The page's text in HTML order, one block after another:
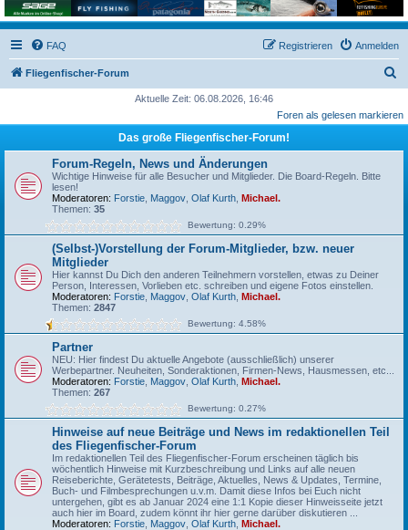
FAQ Anmelden
Registrieren
Fliegenfischer-Forum
c
Aktuelle Zeit: 06.08.2026, 16:46
Foren als gelesen markieren
Das große Fliegenfischer-Forum!
Forum-Regeln, News und Änderungen
Wichtige Hinweise für alle Besucher und Mitglieder. Die Board-Regeln. Bitte
lesen!
Moderatoren: Forstie Maggov Olaf Kurth
Michael.
Themen: 35
Bewertung: 0.29%
(Selbst-)Vorstellung der Forum-Mitglieder, bzw. neuer
Mitglieder
Hier kannst Du Dich den anderen Teilnehmern vorstellen, etwas zu Deiner
Person, Interessen, Vorlieben etc. schreiben und eigene Fotos einstellen.
Moderatoren: Forstie Maggov Olaf Kurth
Michael.
Themen: 2847
Bewertung: 4.58%
Partner
NEU: Hier findest Du aktuelle Angebote (ausschließlich) unserer
Werbepartner. Neuheiten, Sonderaktionen, Firmen-News, Hausmessen, etc...
Moderatoren: Forstie Maggov Olaf Kurth
Michael.
Themen: 267
Bewertung: 0.27%
Hinweise auf neue Beiträge und News im redaktionellen Teil
des Fliegenfischer-Forum
Im redaktionellen Teil des Fliegenfischer-Forum erscheinen täglich bis
wöchentlich Hinweise mit Kurzbeschreibung und Links auf alle neuen
Reiseberichte, Gerätetests, Beiträge, Aktuelles, News & Updates, Termine,
Buch- und Filmbesprechungen u.v.m. Damit diese Infos bei Euch nicht
untergehen, gibt es ab Januar 2024 eine 1:1 Kopie dieser Hinweisseite jetzt
auch hier im Board, zudem könnt ihr hier gerne darüber diskutieren ...
Moderatoren: Forstie Maggov Olaf Kurth
Michael.